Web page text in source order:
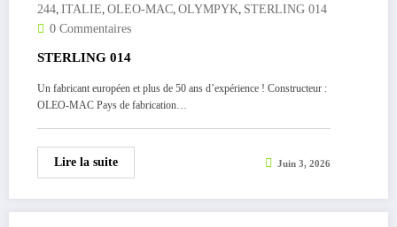
244, ITALIE, OLEO-MAC, OLYMPYK, STERLING 014
0 Commentaires
STERLING 014
Un fabricant européen et plus de 50 ans d’expérience ! Constructeur :
OLEO-MAC Pays de fabrication…
Lire la suite Juin 3, 2026